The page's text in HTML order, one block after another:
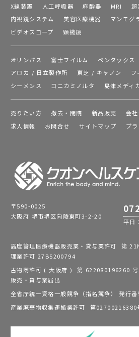
X線装置 人工呼吸器 麻酔器 MRI
超
内視鏡システム
美容医療機器 マンモグ
ビデオスコープ
顕微鏡
オリンパス 富士フイルム ペンタックス
アロカ / 日立製作所
東芝 / キャノン
フ
シーメンス
コニカミノルタ 島津メディ
売りたい方 撤去・閉院 新品販売 会
求人情報
お問合せ サイトマップ プ
〒590-0025
大阪府 堺市堺区向陵東町3-2-20
平日
高度管理医療機器販売業・貸与業許可 第
理業許可 27BS200794
古物商許可 ( 大阪府 ) 第 622080196260
販売・貸与業届出
全省庁統一資格一般競争（指名競争） 発行
産業廃棄物収集運搬業許可 第02700216380